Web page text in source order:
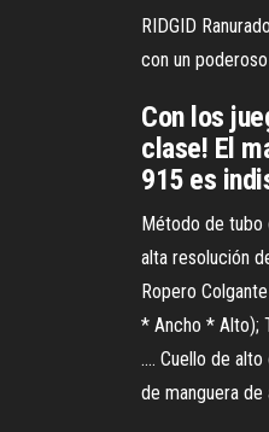
RIDGID
con un
Con los
clase! El
915 es
Método de tubo
alta resolución
Ropero
* Ancho * Alto);
.... Cuello de
de manguera de